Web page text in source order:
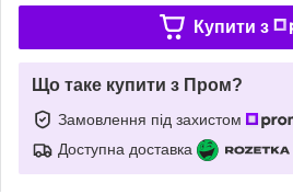
Купити з
Що таке купити з Пром?
Замовлення під захистом
Доступна доставка